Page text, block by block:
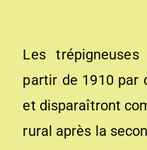
Les
partir de 1910 par
et disparaîtront
rural après la